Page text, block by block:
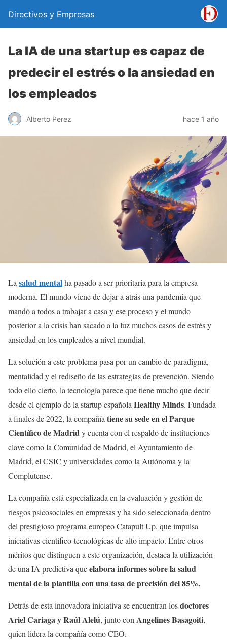
Directivos y Empresas
La IA de una startup es capaz de
predecir el estrés o la ansiedad en
los empleados
Alberto Perez hace 1 año
La salud mentalha pasado a ser prioritaria para la empresa
moderna. El mundo viene de dejar a atrás una pandemia que
mandó a todos a trabajar a casa y ese proceso y el mundo
posterior a la crisis han sacado a la luz muchos casos de estrés y
ansiedad en los empleados a nivel mundial.
La solución a este problema pasa por un cambio de paradigma,
mentalidad y el rediseño de las estrategias de prevención. Siendo
todo ello cierto, la tecnología parece que tiene mucho que decir
desde el ejemplo de la startup española Healthy Minds. Fundada
a finales de 2022, la compañía tiene su sede en el Parque
Científico de Madridy cuenta con el respaldo de instituciones
clave como la Comunidad de Madrid, el Ayuntamiento de
Madrid, el CSIC y universidades como la Autónoma y la
Complutense.
La compañía está especializada en la evaluación y gestión de
riesgos psicosociales en empresas y ha sido seleccionada dentro
del prestigioso programa europeo Catapult Up, que impulsa
iniciativas científico-tecnológicas de alto impacto. Entre otros
méritos que distinguen a este organización, destaca la utilización
de una IA predictiva queelabora informes sobre la salud
mental de la plantilla con una tasa de precisión del 85%.
Detrás de esta innovadora iniciativa se encuentran losdoctores
Ariel Cariaga y Raúl Alelú, junto con Angelines Basagoiti,
quien lidera la compañía como CEO.